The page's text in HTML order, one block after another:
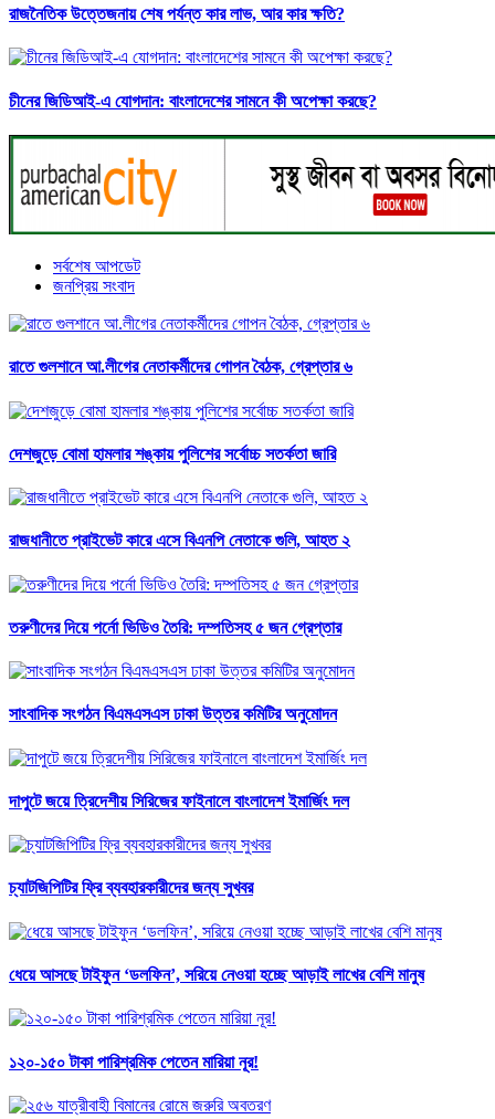
রাজনৈতিক উত্তেজনায় শেষ পর্যন্ত কার লাভ, আর কার ক্ষতি?
চীনের জিডিআই-এ যোগদান: বাংলাদেশের সামনে কী অপেক্ষা করছে?
সর্বশেষ আপডেট
জনপ্রিয় সংবাদ
রাতে গুলশানে আ.লীগের নেতাকর্মীদের গোপন বৈঠক, গ্রেপ্তার ৬
দেশজুড়ে বোমা হামলার শঙ্কায় পুলিশের সর্বোচ্চ সতর্কতা জারি
রাজধানীতে প্রাইভেট কারে এসে বিএনপি নেতাকে গুলি, আহত ২
তরুণীদের দিয়ে পর্নো ভিডিও তৈরি: দম্পতিসহ ৫ জন গ্রেপ্তার
সাংবাদিক সংগঠন বিএমএসএস ঢাকা উত্তর কমিটির অনুমোদন
দাপুটে জয়ে ত্রিদেশীয় সিরিজের ফাইনালে বাংলাদেশ ইমার্জিং দল
চ্যাটজিপিটির ফ্রি ব্যবহারকারীদের জন্য সুখবর
ধেয়ে আসছে টাইফুন ‘ডলফিন’, সরিয়ে নেওয়া হচ্ছে আড়াই লাখের বেশি মানুষ
১২০-১৫০ টাকা পারিশ্রমিক পেতেন মারিয়া নূর!